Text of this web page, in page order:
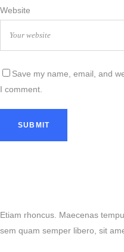
Website
Save my name, email, and
I comment.
Etiam rhoncus. Maecenas
sem quam semper libero, sit